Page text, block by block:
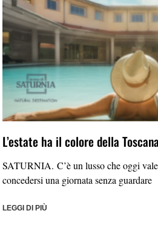
L’estate ha il colore della Toscana
SATURNIA. C’è un lusso che oggi
concedersi una giornata senza guardare
LEGGI DI PIÙ